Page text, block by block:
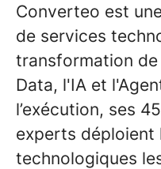
Converteo est
de services
transformation
Data, l'IA et
l’exécution, ses
experts déploient
technologiques